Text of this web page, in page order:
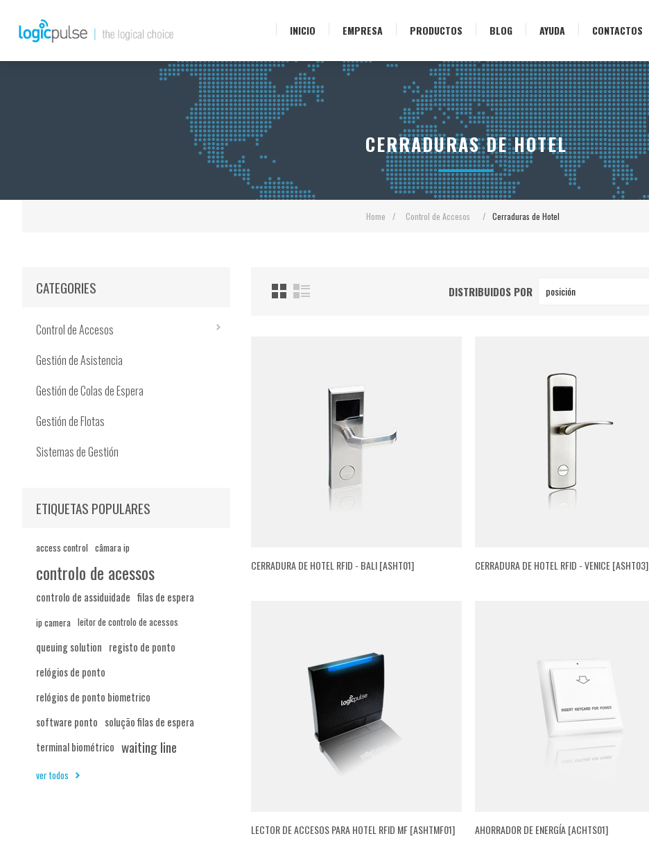
INICIO EMPRESA PRODUCTOS BLOG AYUDA CONTACTOS
Home / Control de Accesos / Cerraduras de Hotel
CERRADURAS DE HOTEL
DISTRIBUIDOS POR posición
CERRADURA DE HOTEL RFID - BALI [ASHT01] CERRADURA DE HOTEL RFID - VENICE [ASHT03]
LECTOR DE ACCESOS PARA HOTEL RFID MF [ASHTMF01] AHORRADOR DE ENERGÍA [ACHTS01]
CATEGORIES
Control de Accesos
Gestión de Asistencia
Gestión de Colas de Espera
Gestión de Flotas
Sistemas de Gestión
ETIQUETAS POPULARES
access control câmara ip
controlo de acessos
controlo de assiduidade filas de espera
ip camera leitor de controlo de acessos
queuing solution registo de ponto
relógios de ponto
relógios de ponto biometrico
software ponto solução filas de espera
terminal biométrico waiting line
ver todos